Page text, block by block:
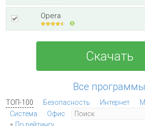
Opera
Скачать
Все
ТОП-100 Безопасность Интернет
Система
Офис
По рейтингу